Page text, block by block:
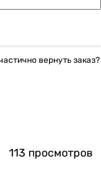
вернуть заказ?
113 просмотров